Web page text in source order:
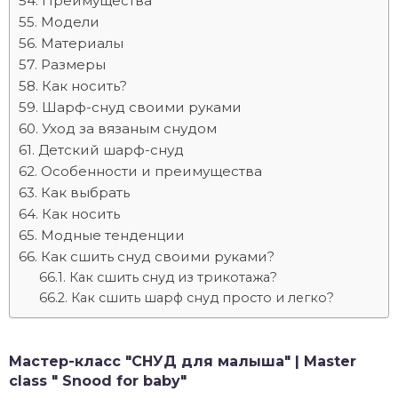
Модели
Материалы
Размеры
Как носить?
Шарф-снуд своими руками
Уход за вязаным снудом
Детский шарф-снуд
Особенности и преимущества
Как выбрать
Как носить
Модные тенденции
Как сшить снуд своими руками?
Как сшить снуд из трикотажа?
Как сшить шарф снуд просто и легко?
Мастер-класс "СНУД для малыша" | Master
class " Snood for baby"